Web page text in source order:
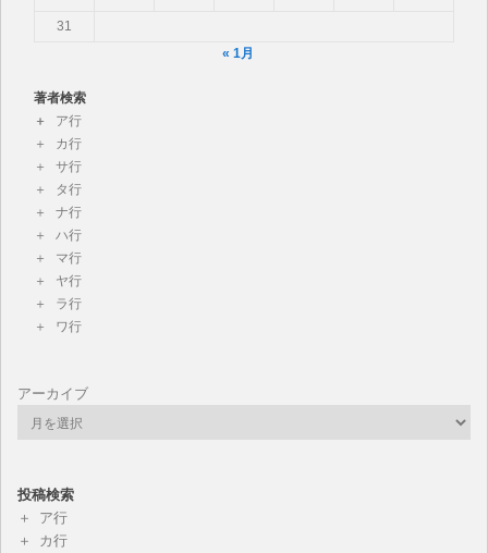
31
« 1月
著者検索
ア行
カ行
サ行
タ行
ナ行
ハ行
マ行
ヤ行
ラ行
ワ行
アーカイブ
投稿検索
ア行
カ行